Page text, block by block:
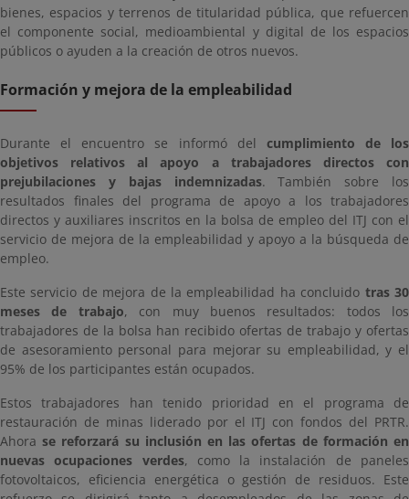
bienes, espacios y terrenos de titularidad pública, que refuercen
el componente social, medioambiental y digital de los espacios
públicos o ayuden a la creación de otros nuevos.
Formación y mejora de la empleabilidad
Durante el encuentro se informó del cumplimiento de los
objetivos relativos al apoyo a trabajadores directos con
prejubilaciones y bajas indemnizadas. También sobre los
resultados finales del programa de apoyo a los trabajadores
directos y auxiliares inscritos en la bolsa de empleo del ITJ con el
servicio de mejora de la empleabilidad y apoyo a la búsqueda de
empleo.
Este servicio de mejora de la empleabilidad ha concluido tras 30
meses de trabajo, con muy buenos resultados: todos los
trabajadores de la bolsa han recibido ofertas de trabajo y ofertas
de asesoramiento personal para mejorar su empleabilidad, y el
95% de los participantes están ocupados.
Estos trabajadores han tenido prioridad en el programa de
restauración de minas liderado por el ITJ con fondos del PRTR.
Ahorase reforzará su inclusión en las ofertas de formación en
nuevas ocupaciones verdes, como la instalación de paneles
fotovoltaicos, eficiencia energética o gestión de residuos. Este